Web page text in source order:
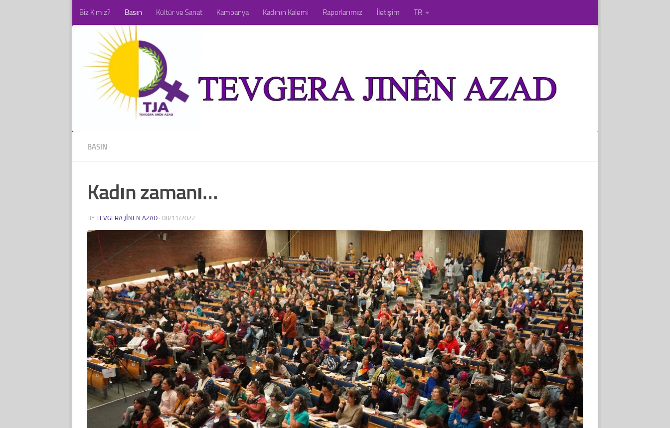
Skip to content
Biz Kimiz? Basın Kültür ve Sanat Kampanya Kadının Kalemi Raporlarımız İletişim TR
BASIN
Kadın zamanı…
BY TEVGERA JINEN AZAD · 08/11/2022